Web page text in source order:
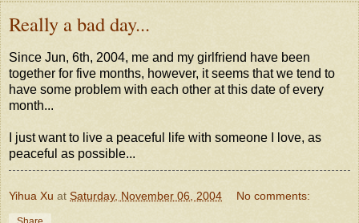
Really a bad day...
Since Jun, 6th, 2004, me and my girlfriend have been
together for five months, however, it seems that we tend to
have some problem with each other at this date of every
month...
I just want to live a peaceful life with someone I love, as
peaceful as possible...
Yihua Xu at Saturday, November 06, 2004 No comments: